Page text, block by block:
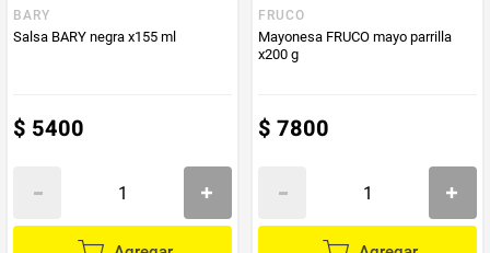
BARY
Salsa BARY negra x155 ml
$ 5400
FRUCO
Mayonesa FRUCO mayo parrilla
x200 g
$ 7800